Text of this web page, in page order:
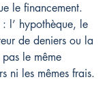
le financement.
l’ hypothèque, le
de deniers ou la
le même
ni les mêmes frais.